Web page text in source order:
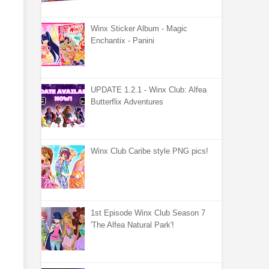
Winx Sticker Album - Magic
Enchantix - Panini
UPDATE 1.2.1 - Winx Club: Alfea
Butterflix Adventures
Winx Club Caribe style PNG pics!
1st Episode Winx Club Season 7
'The Alfea Natural Park'!